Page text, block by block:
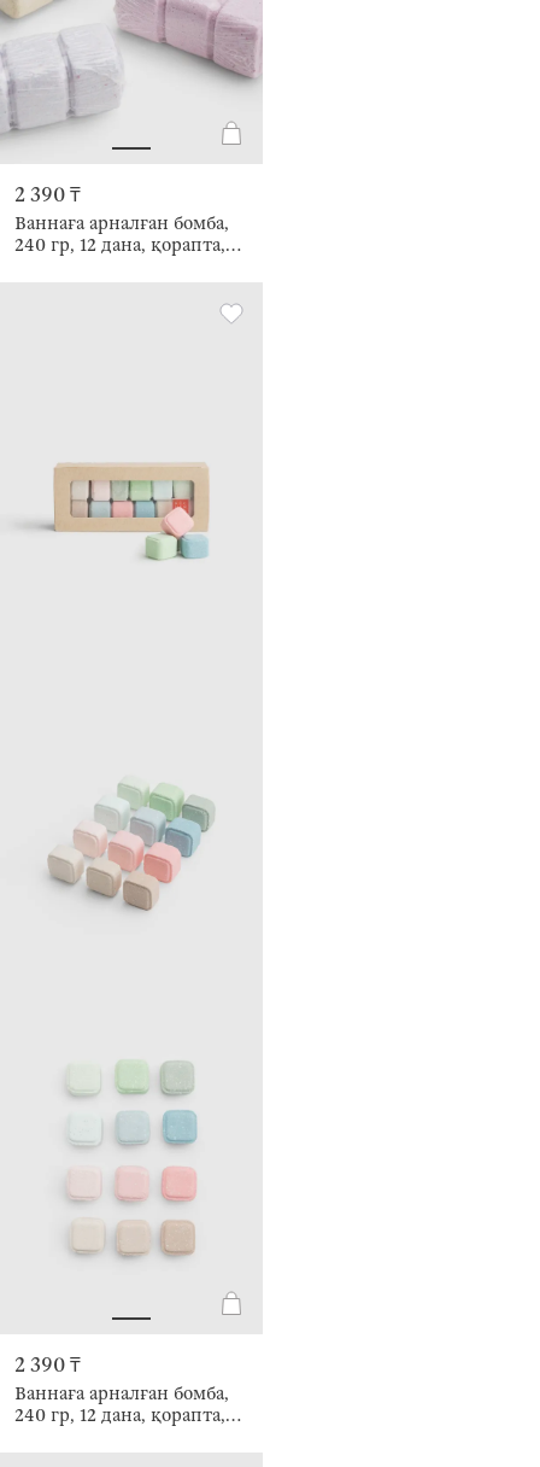
2 390 ₸
Ваннаға арналған бомба,
240 гр, 12 дана, қорапта,
2 390 ₸
Ваннаға арналған бомба,
240 гр, 12 дана, қорапта,